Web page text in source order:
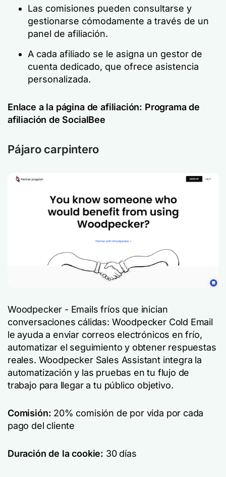
Las comisiones pueden consultarse y
gestionarse cómodamente a través de un
panel de afiliación.
A cada afiliado se le asigna un gestor de
cuenta dedicado, que ofrece asistencia
personalizada.
Enlace a la página de afiliación: Programa de
afiliación de SocialBee
Pájaro carpintero
Woodpecker - Emails fríos que inician
conversaciones cálidas: Woodpecker Cold Email
le ayuda a enviar correos electrónicos en frío,
automatizar el seguimiento y obtener respuestas
reales. Woodpecker Sales Assistant integra la
automatización y las pruebas en tu flujo de
trabajo para llegar a tu público objetivo.
Comisión: 20% comisión de por vida por cada
pago del cliente
Duración de la cookie: 30 días